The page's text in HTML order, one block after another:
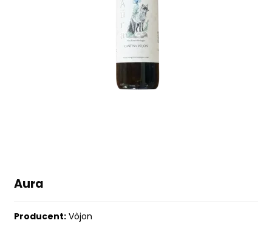
Aura
Producent: Vòjon